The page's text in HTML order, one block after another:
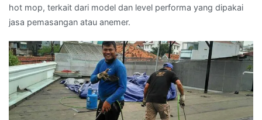
hot mop, terkait dari model dan level performa yang dipakai
jasa pemasangan atau anemer.